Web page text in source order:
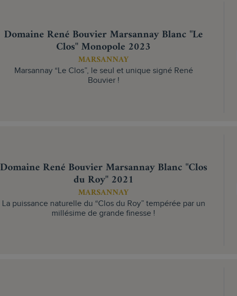
Domaine René Bouvier Marsannay Blanc "Le
Clos" Monopole 2023
MARSANNAY
Marsannay “Le Clos”, le seul et unique signé René
Bouvier !
Domaine René Bouvier Marsannay Blanc "Clos
du Roy" 2021
MARSANNAY
La puissance naturelle du “Clos du Roy” tempérée par un
millésime de grande finesse !